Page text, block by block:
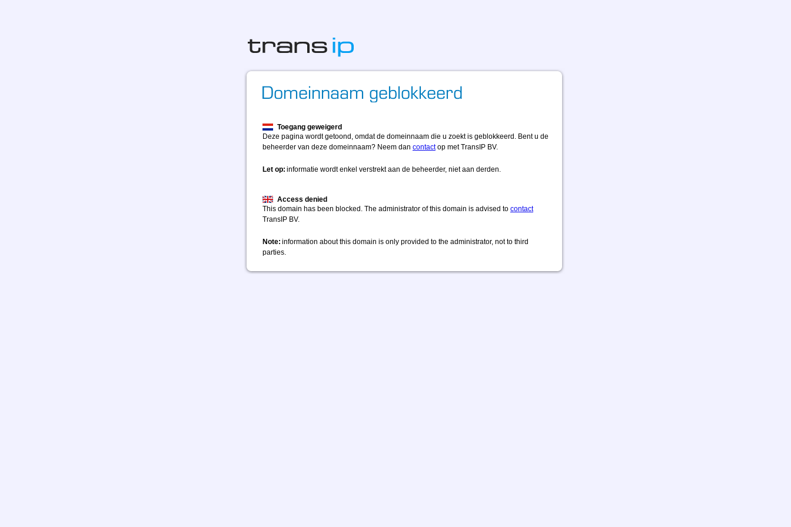
Toegang geweigerd
Deze pagina wordt getoond, omdat de domeinnaam die u zoekt is geblokkeerd. Bent u de
beheerder van deze domeinnaam? Neem dan contactop met TransIP BV.
Let op: informatie wordt enkel verstrekt aan de beheerder, niet aan derden.
Access denied
This domain has been blocked. The administrator of this domain is advised to contact
TransIP BV.
Note: information about this domain is only provided to the administrator, not to third
parties.